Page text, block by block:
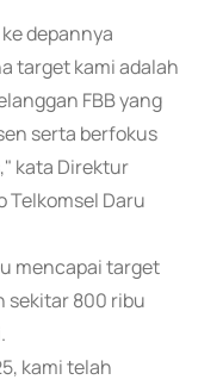
depannya
target kami adalah
FBB yang
serta berfokus
kata Direktur
Telkomsel Daru
mencapai target
sekitar 800 ribu
kami telah